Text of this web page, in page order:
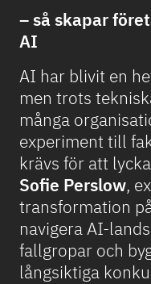
– så skapar
AI
AI har blivit en
men trots
många
experiment till
krävs för att
Sofie Perslow,
transformation
navigera AI-
fallgropar och
långsiktiga